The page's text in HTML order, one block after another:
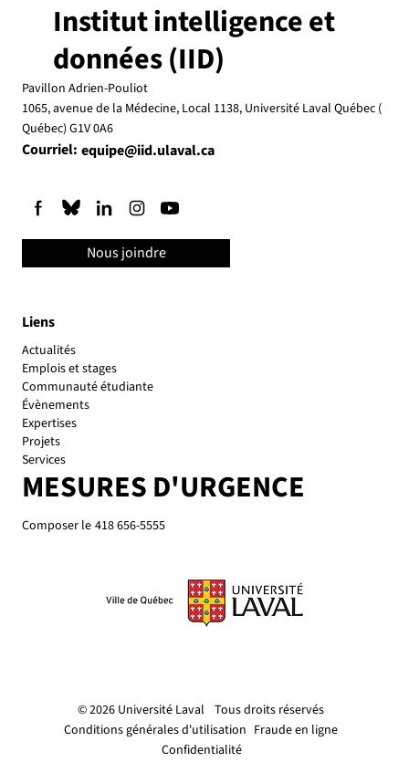
© 2026 Université Laval Tous droits réservés
Conditions générales d'utilisation Fraude en ligne
Confidentialité
Liens
Actualités
Emplois et stages
Communauté étudiante
Évènements
Expertises
Projets
Services
MESURES D'URGENCE
Composer le 418 656-5555
Institut intelligence et
données (IID)
Pavillon Adrien-Pouliot
1065, avenue de la Médecine, Local 1138, Université Laval Québec (
Québec) G1V 0A6
Courriel: equipe@iid.ulaval.ca
Nous joindre